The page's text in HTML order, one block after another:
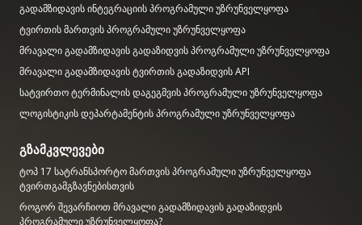
გადამზიდავის ინტეგრაციის პროგრამული უზრუნველყოფა
ტვირთის მართვის პროგრამული უზრუნველყოფა
მრავალი გადამზიდავის გადაზიდვის პროგრამული უზრუნველყოფა
მრავალი გადამზიდავის ტვირთის გადაზიდვის API
სატვირთო ტერმინალის დაგეგმვის პროგრამული უზრუნველყოფა
ლოგისტიკის დეპარტამენტის პროგრამული უზრუნველყოფა
გზამკვლევები
ტოპ 17 სატრანსპორტო მართვის პროგრამული უზრუნველყოფა
ტვირთგამგზავნებისთვის
როგორ შევარჩიოთ მრავალი გადამზიდავის გადაზიდვის
პროგრამული უზრუნველყოფა?